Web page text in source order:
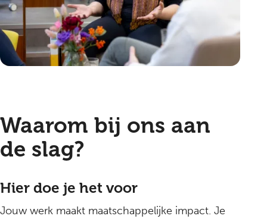
Waarom bij ons aan
de slag?
Hier doe je het voor
Jouw werk maakt maatschappelijke impact. Je